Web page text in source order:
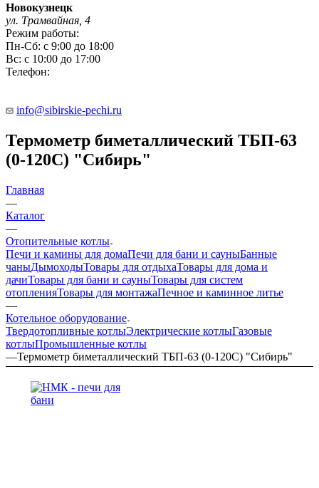
Новокузнецк
ул. Трамвайная, 4
Режим работы:
Пн-Сб: с 9:00 до 18:00
Вс: с 10:00 до 17:00
Телефон:
info@sibirskie-pechi.ru
Термометр биметаллический ТБП-63
(0-120С) "Сибирь"
Главная
—
Каталог
—
Отопительные котлы
Печи и камины для домаПечи для бани и сауныБанные
чаныДымоходыТовары для отдыхаТовары для дома и
дачиТовары для бани и сауныТовары для систем
отопленияТовары для монтажаПечное и каминное литье
—
Котельное оборудование
Твердотопливные котлыЭлектрические котлыГазовые
котлыПромышленные котлы
—Термометр биметаллический ТБП-63 (0-120С) "Сибирь"